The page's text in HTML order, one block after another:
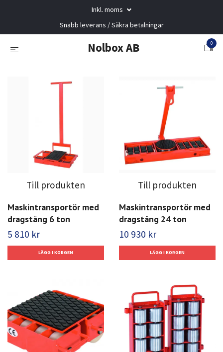
Inkl. moms
Snabb leverans / Säkra betalningar
Nolbox AB 0
Till produkten
Maskintransportör med
dragstång 6 ton
5 810 kr
Till produkten
Maskintransportör med
dragstång 24 ton
10 930 kr